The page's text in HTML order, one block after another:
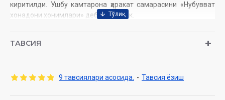
киритилди. Ушбу камтарона ҳаракат самарасини «Нубувват
хонадони хонимлари» деб номладик.
маълумотлар жуда ҳам зарур. Зеро, ҳозирги ва келгуси авлод
ТАВСИЯ
9 тавсиялари асосида. - Тавсия ёзиш